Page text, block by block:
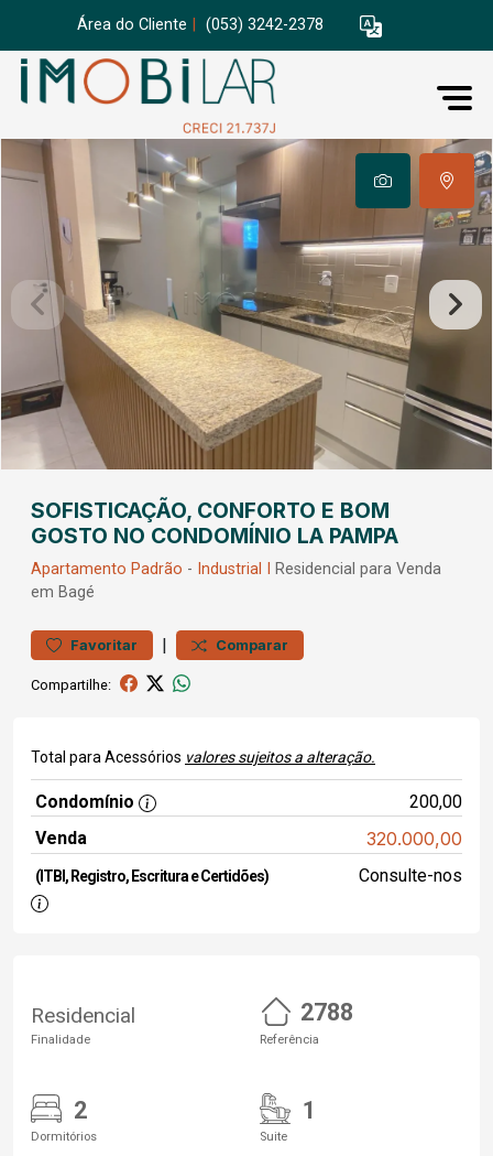
Área do Cliente (053) 3242-2378
SOFISTICAÇÃO, CONFORTO E BOM
GOSTO NO CONDOMÍNIO LA PAMPA
Apartamento Padrão - Industrial I
Residencial para Venda
em Bagé
Favoritar | Comparar
Compartilhe:
Total para Acessórios valores sujeitos a alteração.
Condomínio
200,00
Venda
320.000,00
(ITBI, Registro, Escritura e Certidões) Consulte-nos
Residencial
Finalidade
2788
Referência
2
Dormitórios
1
Suite